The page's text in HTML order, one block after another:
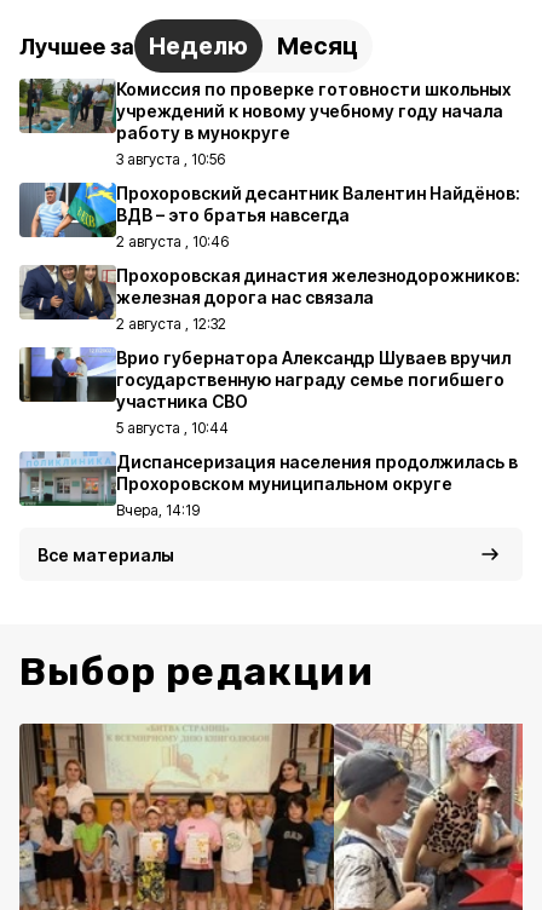
Лучшее за Неделю Месяц
Комиссия по проверке готовности школьных
учреждений к новому учебному году начала
работу в мунокруге
3 августа , 10:56
Прохоровский десантник Валентин Найдёнов:
ВДВ – это братья навсегда
2 августа , 10:46
Прохоровская династия железнодорожников:
железная дорога нас связала
2 августа , 12:32
Врио губернатора Александр Шуваев вручил
государственную награду семье погибшего
участника СВО
5 августа , 10:44
Диспансеризация населения продолжилась в
Прохоровском муниципальном округе
Вчера, 14:19
Все материалы
Выбор редакции